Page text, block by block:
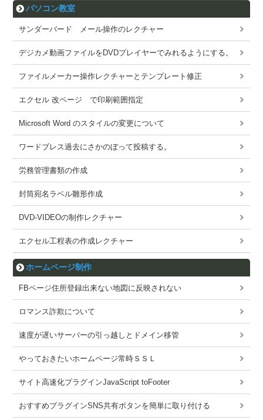
パソコン教室
サンダーバード メール操作のレクチャー
デジカメ動画ファイルをDVDプレイヤーでみれるようにする。
ファイルメーカー操作レクチャーとテンプレート修正
エクセル 改ページ で印刷範囲指定
Microsoft Word のスタイルの変更について
ワードブレス過去にさかのぼって投稿する。
労務管理書類の作成
封筒宛名ラベル雛形作成
DVD-VIDEOの制作レクチャー
エクセル工程表の作成レクチャー
ホームページ制作
FBページ住所登録出来ない地図に反映されない
ロマンス詐欺について
速度が遅いサーバーの引っ越しとドメイン移管
やっておきたいホームページ常時ＳＳＬ
サイト高速化プラグインJavaScript toFooter
おすすめプラグインSNS共有ボタンを簡単に取り付ける